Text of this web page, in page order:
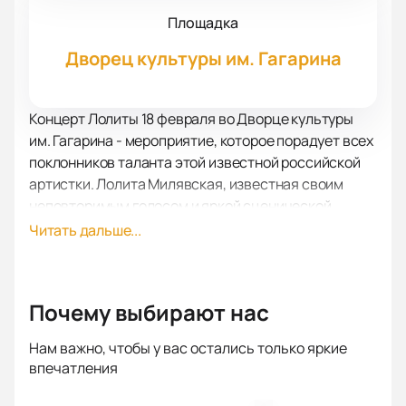
Площадка
Дворец культуры им. Гагарина
Концерт Лолиты 18 февраля во Дворце культуры
им. Гагарина - мероприятие, которое порадует всех
поклонников таланта этой известной российской
артистки. Лолита Милявская, известная своим
неповторимым голосом и яркой сценической
индивидуальностью, поразит зрителей своей
удобство и простоту в оформлении заказа. Наш
за несколько кликов. Никаких лишних затруднений
и ненужных формальностей – просто выбирайте
Читать дальше...
Почему выбирают нас
Нам важно, чтобы у вас остались только яркие
впечатления